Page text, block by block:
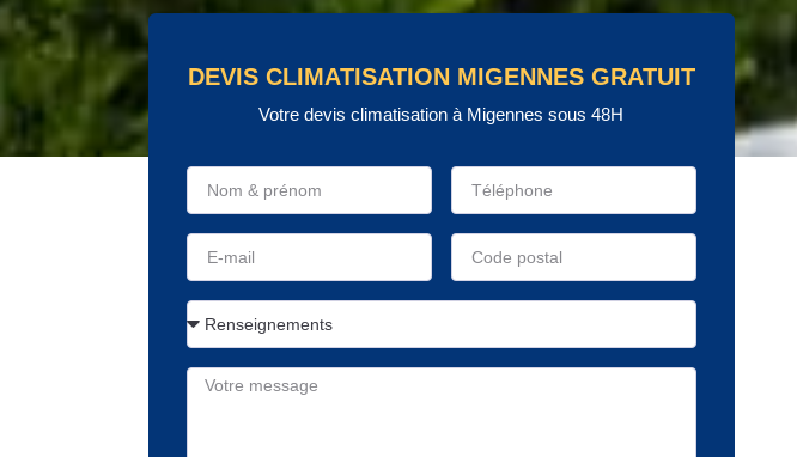
DEVIS CLIMATISATION MIGENNES GRATUIT
Votre devis climatisation à Migennes sous 48H